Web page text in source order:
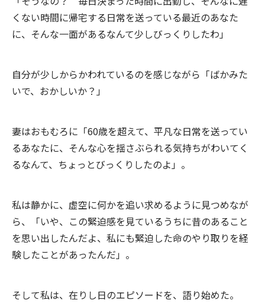
くない時間に帰宅する日常を送っている最近のあなた
に、そんな一面があるなんて少しびっくりしたわ」
自分が少しからかわれているのを感じながら「ばかみた
いで、おかしいか？」
妻はおもむろに「60歳を超えて、平凡な日常を送ってい
るあなたに、そんな心を揺さぶられる気持ちがわいてく
るなんて、ちょっとびっくりしたのよ」。
私は静かに、虚空に何かを追い求めるように見つめなが
ら、「いや、この緊迫感を見ているうちに昔のあること
を思い出したんだよ、私にも緊迫した命のやり取りを経
験したことがあったんだ」。
そして私は、在りし日のエピソードを、語り始めた。